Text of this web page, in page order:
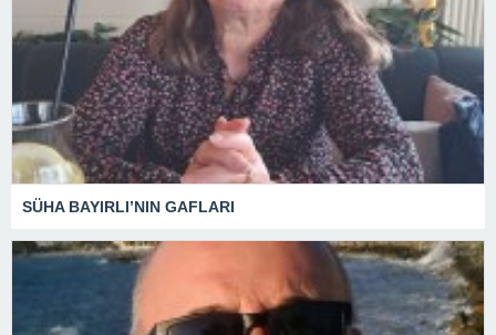
SÜHA BAYIRLI’NIN GAFLARI